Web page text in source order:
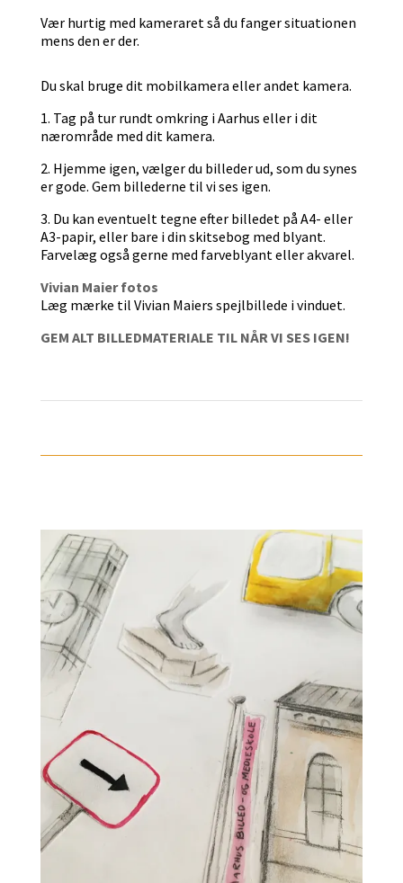
Vær hurtig med kameraret så du fanger situationen
mens den er der.
Du skal bruge dit mobilkamera eller andet kamera.
1. Tag på tur rundt omkring i Aarhus eller i dit
nærområde med dit kamera.
2. Hjemme igen, vælger du billeder ud, som du synes
er gode. Gem billederne til vi ses igen.
3. Du kan eventuelt tegne efter billedet på A4- eller
A3-papir, eller bare i din skitsebog med blyant.
Farvelæg også gerne med farveblyant eller akvarel.
Vivian Maier fotos
Læg mærke til Vivian Maiers spejlbillede i vinduet.
GEM ALT BILLEDMATERIALE TIL NÅR VI SES IGEN!